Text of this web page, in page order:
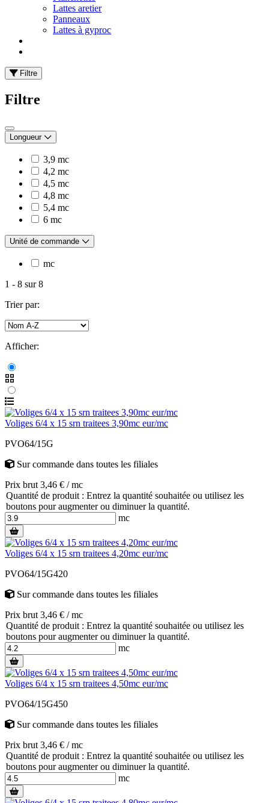
Lattes aretier
Panneaux
Lattes à gyproc
Filtre
Filtre
Longueur
3,9 mc
4,2 mc
4,5 mc
4,8 mc
5,4 mc
6 mc
Unité de commande
mc
1 - 8 sur8
Trier par:
Afficher:
Voliges 6/4 x 15 srn traitees 3,90mc eur/mc
PVO64/15G
Sur commande dans toutes les filiales
Prix brut 3,46 € / mc
Quantité de produit : Entrez la quantité souhaitée ou utilisez les
boutons pour augmenter ou diminuer la quantité.
mc
Voliges 6/4 x 15 srn traitees 4,20mc eur/mc
PVO64/15G420
Sur commande dans toutes les filiales
Prix brut 3,46 € / mc
Quantité de produit : Entrez la quantité souhaitée ou utilisez les
boutons pour augmenter ou diminuer la quantité.
mc
Voliges 6/4 x 15 srn traitees 4,50mc eur/mc
PVO64/15G450
Sur commande dans toutes les filiales
Prix brut 3,46 € / mc
Quantité de produit : Entrez la quantité souhaitée ou utilisez les
boutons pour augmenter ou diminuer la quantité.
mc